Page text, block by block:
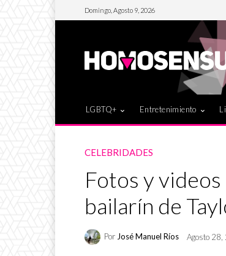
Domingo, Agosto 9, 2026
LGBTQ+ Entretenimiento
CELEBRIDADES
Fotos y
bailarín de
PorJosé Manuel Ríos Agosto